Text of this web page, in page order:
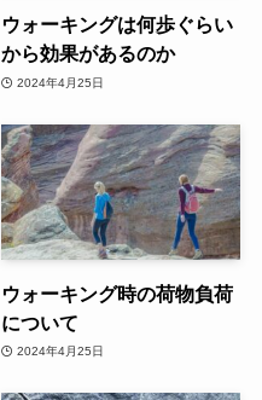
ウォーキングは何歩ぐらい
から効果があるのか
2024年4月25日
ウォーキング時の荷物負荷
について
2024年4月25日